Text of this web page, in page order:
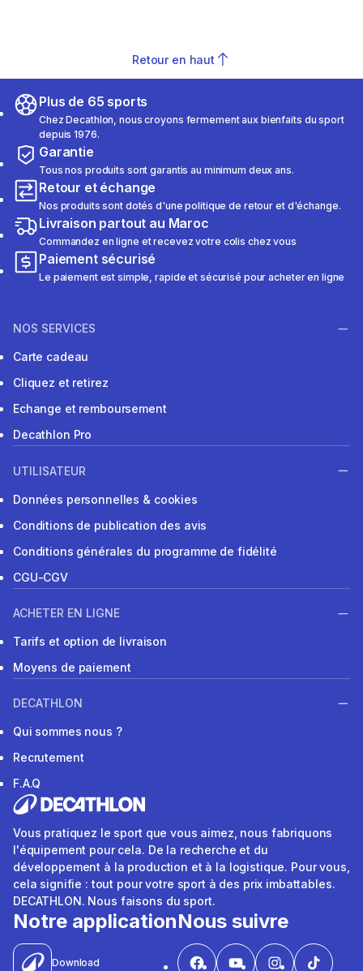
Retour en haut
Plus de 65 sports
Chez Decathlon, nous croyons fermement aux bienfaits du sport
depuis 1976.
Garantie
Tous nos produits sont garantis au minimum deux ans.
Retour et échange
Nos produits sont dotés d'une politique de retour et d'échange.
Livraison partout au Maroc
Commandez en ligne et recevez votre colis chez vous
Paiement sécurisé
Le paiement est simple, rapide et sécurisé pour acheter en ligne
NOS SERVICES
Carte cadeau
Cliquez et retirez
Echange et remboursement
Decathlon Pro
UTILISATEUR
Données personnelles & cookies
Conditions de publication des avis
Conditions générales du programme de fidélité
CGU-CGV
ACHETER EN LIGNE
Tarifs et option de livraison
Moyens de paiement
DECATHLON
Qui sommes nous ?
Recrutement
F.A.Q
Vous pratiquez le sport que vous aimez, nous fabriquons
l'équipement pour cela. De la recherche et du
développement à la production et à la logistique. Pour vous,
cela signifie : tout pour votre sport à des prix imbattables.
DECATHLON. Nous faisons du sport.
Notre application
Download
Nous suivre